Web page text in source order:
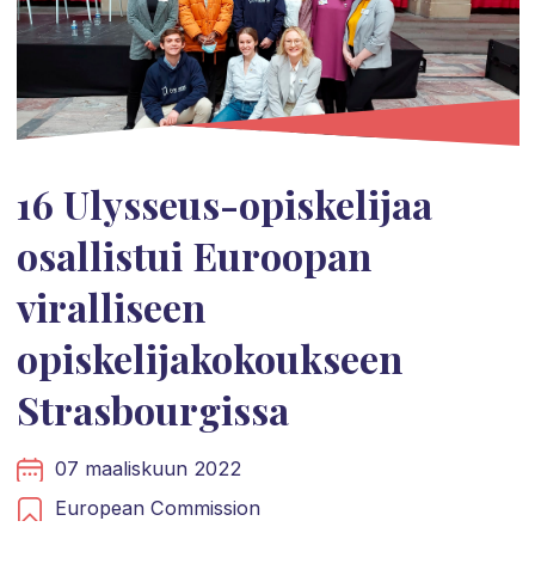
16 Ulysseus-opiskelijaa
osallistui Euroopan
viralliseen
opiskelijakokoukseen
Strasbourgissa
07 maaliskuun 2022
European Commission